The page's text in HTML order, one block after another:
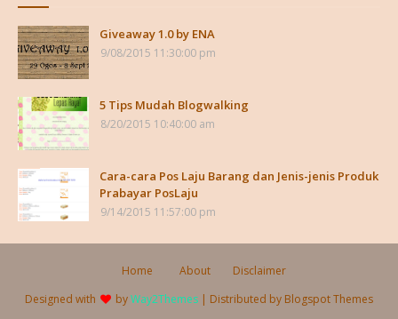
Giveaway 1.0 by ENA
9/08/2015 11:30:00 pm
5 Tips Mudah Blogwalking
8/20/2015 10:40:00 am
Cara-cara Pos Laju Barang dan Jenis-jenis Produk
Prabayar PosLaju
9/14/2015 11:57:00 pm
Home About
Disclaimer
Designed with
byWay2Themes | Distributed by Blogspot Themes